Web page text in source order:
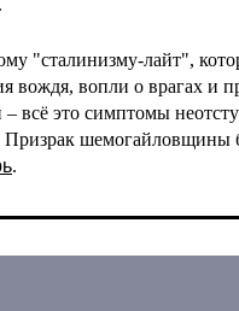
"сталинизму-лайт",
вождя, вопли о врагах и
всё это симптомы
шемогайловщины
.